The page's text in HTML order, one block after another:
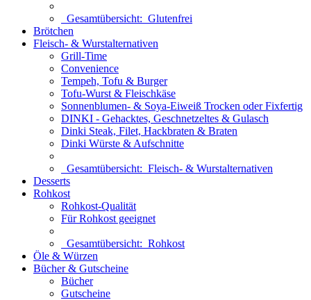
Gesamtübersicht: Glutenfrei
Brötchen
Fleisch- & Wurstalternativen
Grill-Time
Convenience
Tempeh, Tofu & Burger
Tofu-Wurst & Fleischkäse
Sonnenblumen- & Soya-Eiweiß Trocken oder Fixfertig
DINKI - Gehacktes, Geschnetzeltes & Gulasch
Dinki Steak, Filet, Hackbraten & Braten
Dinki Würste & Aufschnitte
Gesamtübersicht: Fleisch- & Wurstalternativen
Desserts
Rohkost
Rohkost-Qualität
Für Rohkost geeignet
Gesamtübersicht: Rohkost
Öle & Würzen
Bücher & Gutscheine
Bücher
Gutscheine